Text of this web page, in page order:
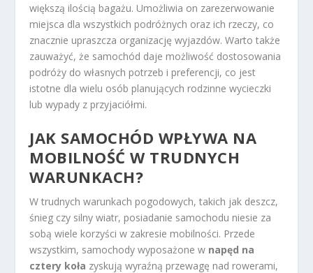
większą ilością bagażu. Umożliwia on zarezerwowanie
miejsca dla wszystkich podróżnych oraz ich rzeczy, co
znacznie upraszcza organizację wyjazdów. Warto także
zauważyć, że samochód daje możliwość dostosowania
podróży do własnych potrzeb i preferencji, co jest
istotne dla wielu osób planujących rodzinne wycieczki
lub wypady z przyjaciółmi.
JAK SAMOCHÓD WPŁYWA NA
MOBILNOŚĆ W TRUDNYCH
WARUNKACH?
W trudnych warunkach pogodowych, takich jak deszcz,
śnieg czy silny wiatr, posiadanie samochodu niesie za
sobą wiele korzyści w zakresie mobilności. Przede
wszystkim, samochody wyposażone w napęd na
cztery koła zyskują wyraźną przewagę nad rowerami,